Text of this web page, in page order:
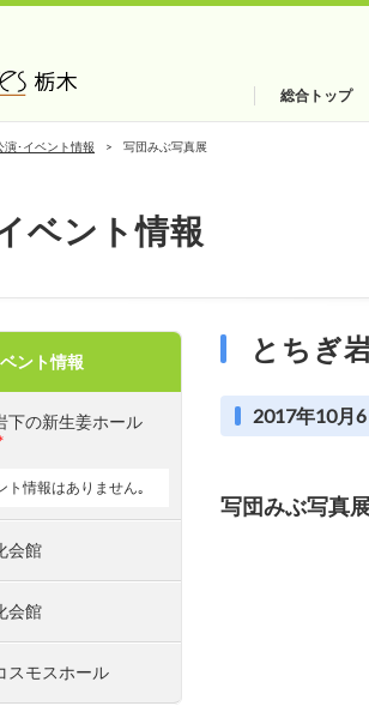
総合トップ
演･イベント情報 写団みぶ写真展
ベント情報
とちぎ
2017年10月
写団みぶ写真
ント情報
下の新⽣姜ホール
ト情報はありません｡
会館
会館
スモスホール